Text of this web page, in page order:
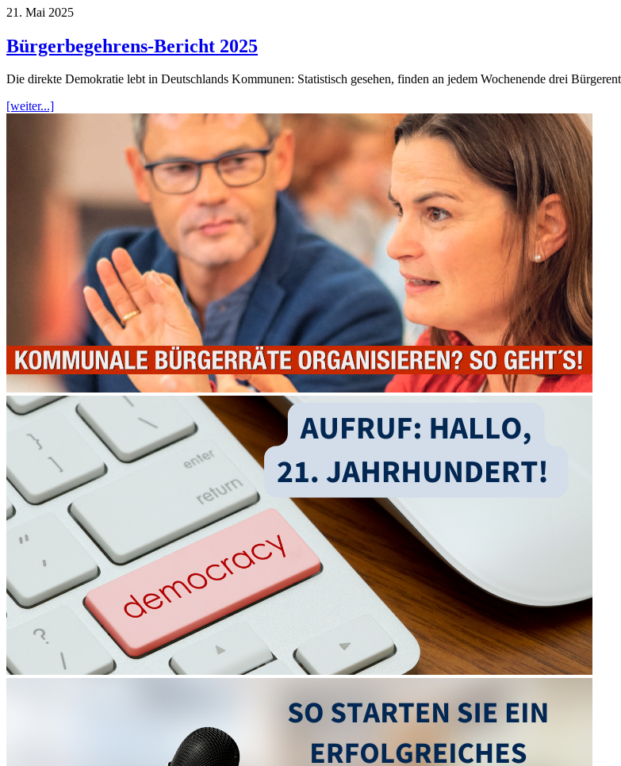
21. Mai 2025
Bürgerbegehrens-Bericht 2025
Die direkte Demokratie lebt in Deutschlands Kommunen: Statistisch gesehen, finden an jedem Wochenende drei
[weiter...]